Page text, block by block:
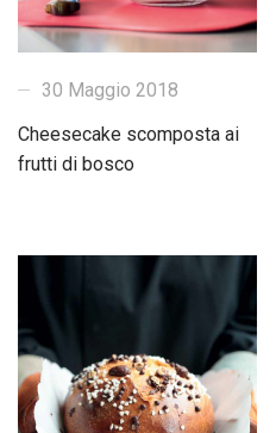
30 Maggio 2018
Cheesecake scomposta ai
frutti di bosco